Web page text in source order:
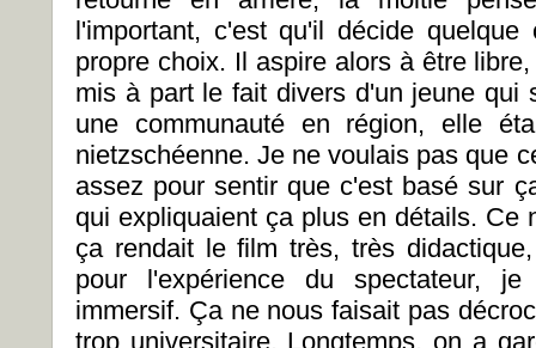
l'important, c'est qu'il décide
propre choix. Il aspire alors à être
mis à part le fait divers d'un jeune qui
une communauté en région, elle
nietzschéenne. Je ne voulais pas que
assez pour sentir que c'est basé sur
qui expliquaient ça plus en détails. Ce
ça rendait le film très, très
pour l'expérience du spectateur,
immersif. Ça ne nous faisait pas
trop universitaire. Longtemps, on a